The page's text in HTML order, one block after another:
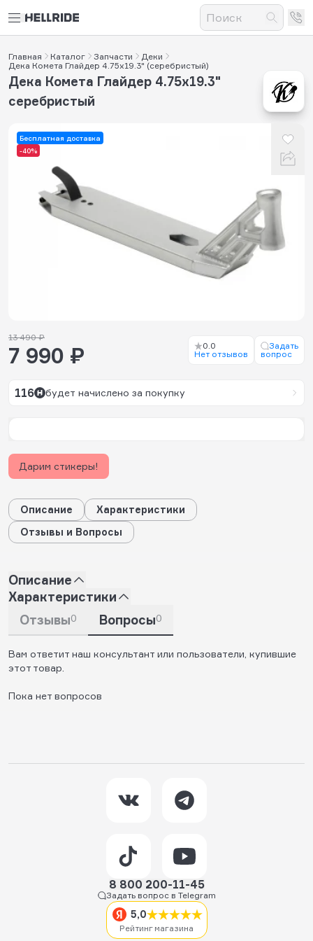
Главная Каталог Запчасти
Деки
Дека Комета Глайдер 4.75x19.3" (серебристый)
Бесплатная доставка
-40%
Дека Комета Глайдер 4.75x19.3"
серебристый
13 490 ₽
7 990 ₽
0.0
Нет отзывов
Задать
вопрос
116 будет начислено за покупку
Дарим стикеры!
Описание
Характеристики
Отзывы и Вопросы
Описание
Характеристики
Отзывы0 Вопросы0
Вам ответит наш консультант или пользователи, купившие
этот товар.
Пока нет вопросов
8 800 200-11-45
Задать вопрос в Telegram
5,0
Рейтинг магазина